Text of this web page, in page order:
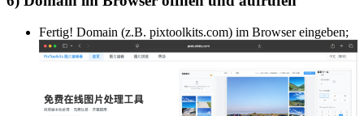
Fertig! Domain (z.B. pixtoolkits.com) im Browser eingeben;